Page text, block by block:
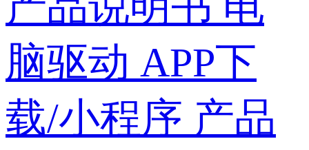
脑驱动 APP下
载/小程序 产品